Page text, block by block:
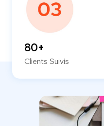
80+
Clients Suivis